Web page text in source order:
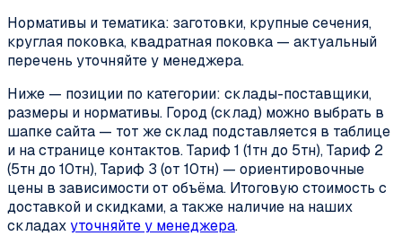
Нормативы и тематика: заготовки, крупные сечения,
круглая поковка, квадратная поковка — актуальный
перечень уточняйте у менеджера.
Ниже — позиции по категории: склады-поставщики,
размеры и нормативы. Город (склад) можно выбрать в
шапке сайта — тот же склад подставляется в таблице
и на странице контактов. Тариф 1 (1тн до 5тн), Тариф 2
(5тн до 10тн), Тариф 3 (от 10тн) — ориентировочные
цены в зависимости от объёма. Итоговую стоимость с
доставкой и скидками, а также наличие на наших
складахуточняйте у менеджера.